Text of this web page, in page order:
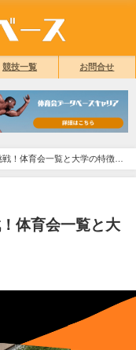
競技一覧 お問合せ
！体育会一覧と大学の特徴を
体育会一覧と大